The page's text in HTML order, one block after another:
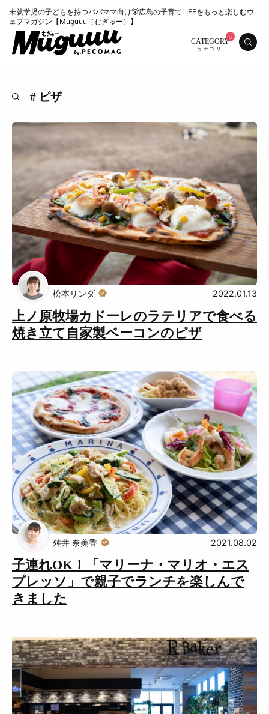
未就学児の子どもを持つパパママ向け🐻広島の子育てLIFEをもっと楽しむウ
ェブマガジン【Muguuu（むぎゅー）】
CATEGORY
特集 くらし
おいしい お知らせ
おでかけ
Muguuuとは 運営会社
広告掲載について プライバシーポリシー
インフォマティブデータポリシ
お問合せ
利用規約
# ピザ
上ノ原牧場カドーレのラテリアで食べる
焼き立て自家製ベーコンのピザ
松本リンダ 2022.01.13
子連れOK！「マリーナ・マリオ・エス
プレッソ」で親子でランチを楽しんで
きました
舛井 奈美香 2021.08.02